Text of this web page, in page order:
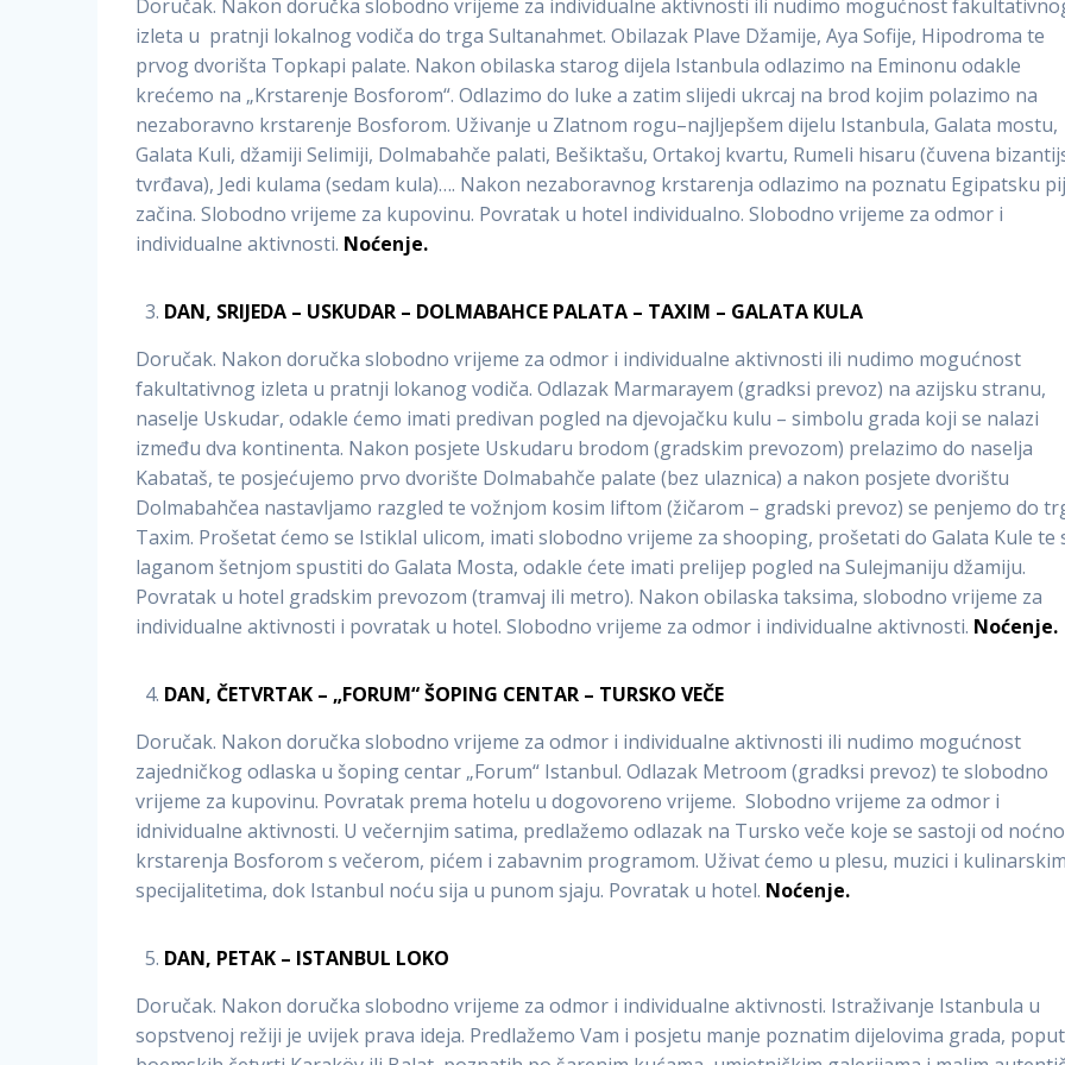
Doručak. Nakon doručka slobodno vrijeme za individualne aktivnosti ili nudimo mogućnost
izleta u pratnji lokalnog vodiča do trga Sultanahmet. Obilazak Plave Džamije, Aya Sofije, Hipodroma te
prvog dvorišta Topkapi palate. Nakon obilaska starog dijela Istanbula odlazimo na Eminonu odakle
krećemo na „Krstarenje Bosforom“. Odlazimo do luke a zatim slijedi ukrcaj na brod kojim polazimo na
nezaboravno krstarenje Bosforom. Uživanje u Zlatnom rogu–najljepšem dijelu Istanbula, Galata mostu,
Galata Kuli, džamiji Selimiji, Dolmabahče palati, Bešiktašu, Ortakoj kvartu, Rumeli hisaru (čuvena
tvrđava), Jedi kulama (sedam kula)…. Nakon nezaboravnog krstarenja odlazimo na poznatu Egipatsku
začina. Slobodno vrijeme za kupovinu. Povratak u hotel individualno. Slobodno vrijeme za odmor i
individualne aktivnosti. Noćenje.
DAN, SRIJEDA – USKUDAR – DOLMABAHCE PALATA – TAXIM – GALATA KULA
Doručak. Nakon doručka slobodno vrijeme za odmor i individualne aktivnosti ili nudimo mogućnost
fakultativnog izleta u pratnji lokanog vodiča. Odlazak Marmarayem (gradksi prevoz) na azijsku stranu,
naselje Uskudar, odakle ćemo imati predivan pogled na djevojačku kulu – simbolu grada koji se nalazi
između dva kontinenta. Nakon posjete Uskudaru brodom (gradskim prevozom) prelazimo do naselja
Kabataš, te posjećujemo prvo dvorište Dolmabahče palate (bez ulaznica) a nakon posjete dvorištu
Dolmabahčea nastavljamo razgled te vožnjom kosim liftom (žičarom – gradski prevoz) se penjemo do
Taxim. Prošetat ćemo se Istiklal ulicom, imati slobodno vrijeme za shooping, prošetati do Galata Kule te
laganom šetnjom spustiti do Galata Mosta, odakle ćete imati prelijep pogled na Sulejmaniju džamiju.
Povratak u hotel gradskim prevozom (tramvaj ili metro). Nakon obilaska taksima, slobodno vrijeme za
individualne aktivnosti i povratak u hotel. Slobodno vrijeme za odmor i individualne aktivnosti. Noćenje.
DAN, ČETVRTAK – „FORUM“ ŠOPING CENTAR – TURSKO VEČE
Doručak. Nakon doručka slobodno vrijeme za odmor i individualne aktivnosti ili nudimo mogućnost
zajedničkog odlaska u šoping centar „Forum“ Istanbul. Odlazak Metroom (gradksi prevoz) te slobodno
vrijeme za kupovinu. Povratak prema hotelu u dogovoreno vrijeme. Slobodno vrijeme za odmor i
idnividualne aktivnosti. U večernjim satima, predlažemo odlazak na Tursko veče koje se sastoji od
krstarenja Bosforom s večerom, pićem i zabavnim programom. Uživat ćemo u plesu, muzici i kulinarskim
specijalitetima, dok Istanbul noću sija u punom sjaju. Povratak u hotel. Noćenje.
DAN, PETAK – ISTANBUL LOKO
Doručak. Nakon doručka slobodno vrijeme za odmor i individualne aktivnosti. Istraživanje Istanbula u
sopstvenoj režiji je uvijek prava ideja. Predlažemo Vam i posjetu manje poznatim dijelovima grada, poput